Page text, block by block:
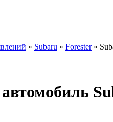
» Subaru » Forester»